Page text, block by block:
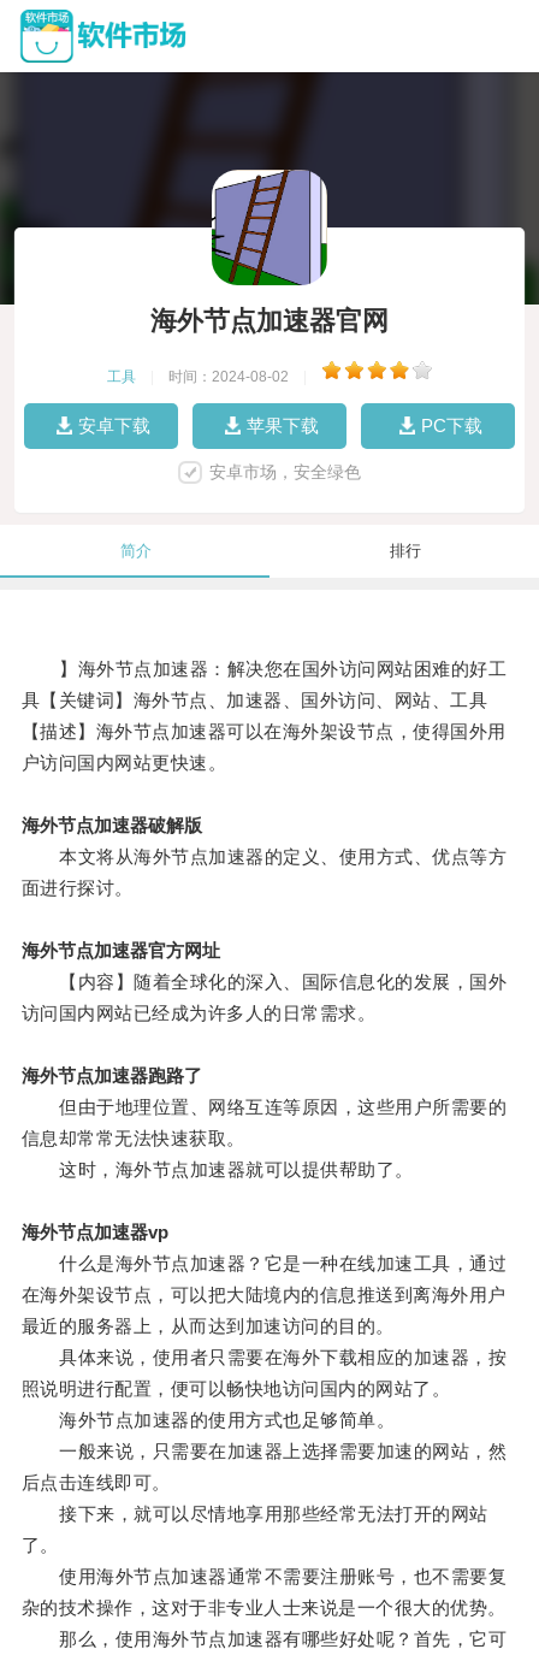
海外节点加速器官网
工具 时间：2024-08-02
安卓下载 苹果下载 PC下载
安卓市场，安全绿色
简介 排行
】海外节点加速器：解决您在国外访问网站困难的好工
具【关键词】海外节点、加速器、国外访问、网站、工具
【描述】海外节点加速器可以在海外架设节点，使得国外用
户访问国内网站更快速。
海外节点加速器破解版
本文将从海外节点加速器的定义、使用方式、优点等方
面进行探讨。
海外节点加速器官方网址
【内容】随着全球化的深入、国际信息化的发展，国外
访问国内网站已经成为许多人的日常需求。
海外节点加速器跑路了
但由于地理位置、网络互连等原因，这些用户所需要的
信息却常常无法快速获取。
这时，海外节点加速器就可以提供帮助了。
海外节点加速器vp
什么是海外节点加速器？它是一种在线加速工具，通过
在海外架设节点，可以把大陆境内的信息推送到离海外用户
最近的服务器上，从而达到加速访问的目的。
具体来说，使用者只需要在海外下载相应的加速器，按
照说明进行配置，便可以畅快地访问国内的网站了。
海外节点加速器的使用方式也足够简单。
一般来说，只需要在加速器上选择需要加速的网站，然
后点击连线即可。
接下来，就可以尽情地享用那些经常无法打开的网站
了。
使用海外节点加速器通常不需要注册账号，也不需要复
杂的技术操作，这对于非专业人士来说是一个很大的优势。
那么，使用海外节点加速器有哪些好处呢？首先，它可